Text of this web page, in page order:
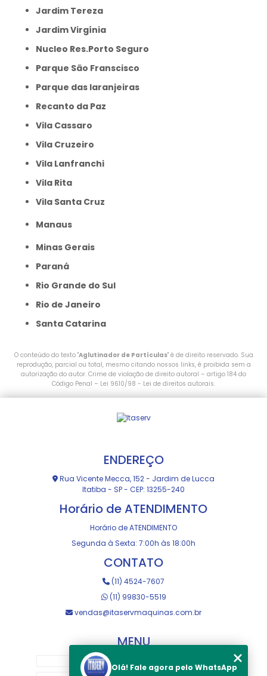
Jardim Tereza
Jardim Virgínia
Nucleo Res.Porto Seguro
Parque São Franscisco
Parque das laranjeiras
Recanto da Paz
Vila Cassaro
Vila Cruzeiro
Vila Lanfranchi
Vila Rita
Vila Santa Cruz
Manaus
Minas Gerais
Paraná
Rio Grande do Sul
Rio de Janeiro
Santa Catarina
O conteúdo do texto "Aglutinador de Partículas" é de direito reservado. Sua
reprodução, parcial ou total, mesmo citando nossos links, é proibida sem a
autorização do autor. Crime de violação de direito autoral – artigo 184 do
Código Penal – Lei 9610/98 - Lei de direitos autorais.
ENDEREÇO
Rua Vicente Mecca, 152 - Jardim de Lucca
Itatiba - SP - CEP: 13255-240
Horário de ATENDIMENTO
Horário de ATENDIMENTO
Segunda à Sexta: 7:00h às 18:00h
CONTATO
(11) 4524-7607
(11) 99830-5519
vendas@itaservmaquinas.com.br
MENU
Olá! Fale agora pelo WhatsApp